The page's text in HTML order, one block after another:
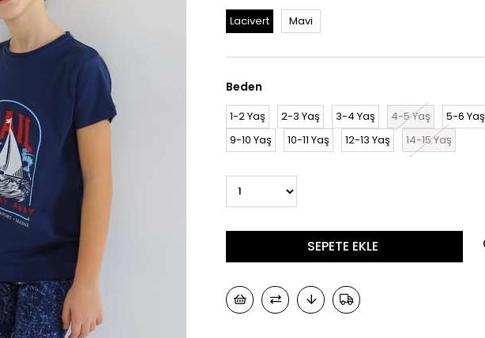
Lacivert Mavi
Beden
1-2 Yaş 2-3 Yaş 3-4 Yaş 4-5 Yaş 5-6 Yaş
9-10 Yaş
10-11 Yaş 12-13 Yaş 14-15 Yaş